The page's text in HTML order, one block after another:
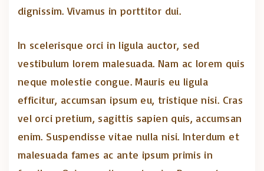
dignissim. Vivamus in porttitor dui.
In scelerisque orci in ligula auctor, sed
vestibulum lorem malesuada. Nam ac lorem quis
neque molestie congue. Mauris eu ligula
efficitur, accumsan ipsum eu, tristique nisi. Cras
vel orci pretium, sagittis sapien quis, accumsan
enim. Suspendisse vitae nulla nisi. Interdum et
malesuada fames ac ante ipsum primis in